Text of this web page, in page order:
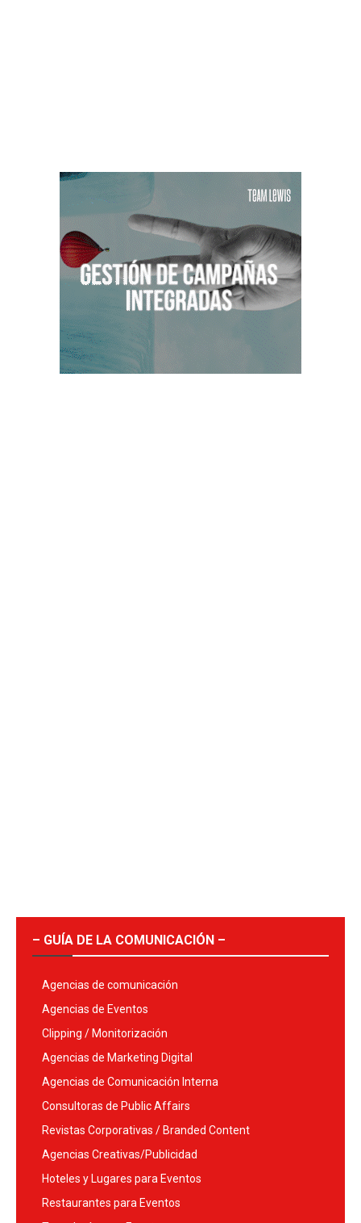
– GUÍA DE LA COMUNICACIÓN –
Agencias de comunicación
Agencias de Eventos
Clipping / Monitorización
Agencias de Marketing Digital
Agencias de Comunicación Interna
Consultoras de Public Affairs
Revistas Corporativas / Branded Content
Agencias Creativas/Publicidad
Hoteles y Lugares para Eventos
Restaurantes para Eventos